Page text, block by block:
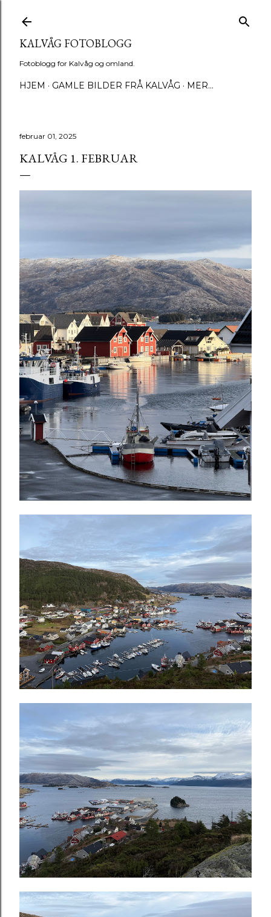
KALVÅG FOTOBLOGG
Fotoblogg for Kalvåg og omland.
HJEM GAMLE BILDER FRÅ KALVÅG MER…
februar 01, 2025
KALVÅG 1. FEBRUAR